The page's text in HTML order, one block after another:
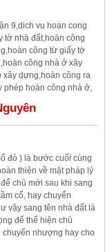
9,dich vu hoan cong
tờ nhà đất,hoàn công
công từ giấy tờ
công nhà ở xây
xây dựng,hoàn công ra
phép hoàn công nhà ở,
đỏ ) là bước cuối cùng
thiện về mặt pháp lý
chủ mới sau khi sang
cố, hay chuyển
vậy sang tên nhà đất là
để thể hiện chủ
nhượng hay cho